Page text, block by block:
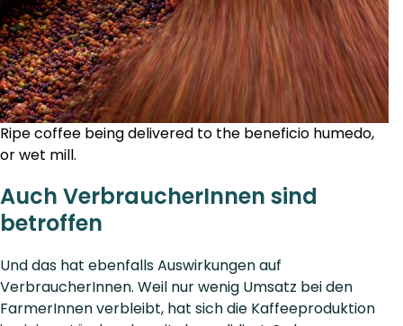
Ripe coffee being delivered to the beneficio humedo,
or wet mill.
Auch VerbraucherInnen sind
betroffen
Und das hat ebenfalls Auswirkungen auf
VerbraucherInnen. Weil nur wenig Umsatz bei den
FarmerInnen verbleibt, hat sich die Kaffeeproduktion